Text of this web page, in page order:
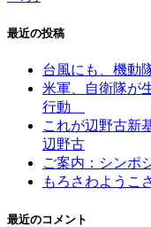
最近の投稿
台風にも、機動
米軍、自衛隊が
行動
これが辺野古新
辺野古
ご案内：シンポ
もろさわようこ
最近のコメント